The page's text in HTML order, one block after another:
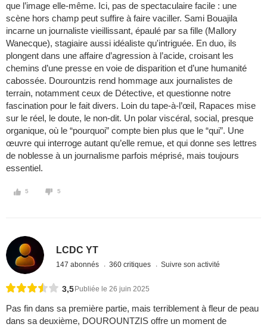
que l’image elle-même. Ici, pas de spectaculaire facile : une
scène hors champ peut suffire à faire vaciller. Sami Bouajila
incarne un journaliste vieillissant, épaulé par sa fille (Mallory
Wanecque), stagiaire aussi idéaliste qu'intriguée. En duo, ils
plongent dans une affaire d’agression à l’acide, croisant les
chemins d’une presse en voie de disparition et d’une humanité
cabossée. Dourountzis rend hommage aux journalistes de
terrain, notamment ceux de Détective, et questionne notre
fascination pour le fait divers. Loin du tape-à-l’œil, Rapaces mise
sur le réel, le doute, le non-dit. Un polar viscéral, social, presque
organique, où le “pourquoi” compte bien plus que le “qui”. Une
œuvre qui interroge autant qu’elle remue, et qui donne ses lettres
de noblesse à un journalisme parfois méprisé, mais toujours
essentiel.
5 5
LCDC YT
147 abonnés 360 critiques Suivre son activité
3,5 Publiée le 26 juin 2025
Pas fin dans sa première partie, mais terriblement à fleur de peau
dans sa deuxième, DOUROUNTZIS offre un moment de